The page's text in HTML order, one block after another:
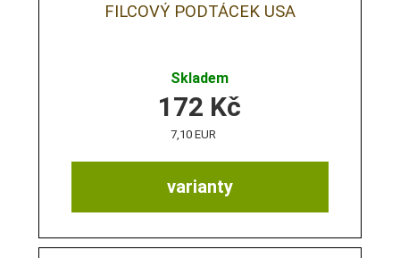
FILCOVÝ PODTÁCEK USA
Skladem
varianty
172 Kč
7,10 EUR